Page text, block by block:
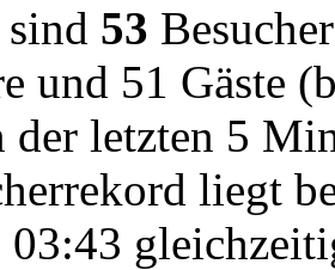
53
und 51 Gäste
der letzten 5
liegt